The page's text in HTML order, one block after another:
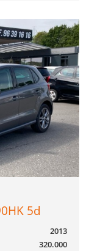
5d
2013
320.000